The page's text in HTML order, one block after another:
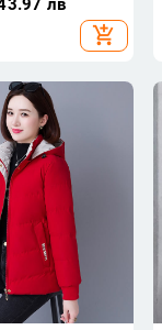
нейлон,
add_shopping_cart